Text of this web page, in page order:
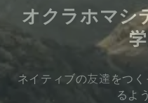
オクラホマシ
ネイティブの友達をつ
るよ